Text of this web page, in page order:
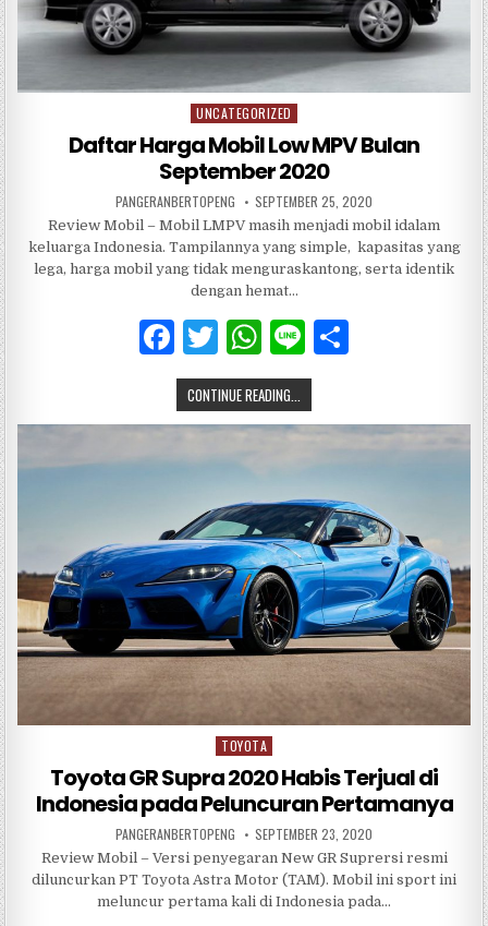
Posted
UNCATEGORIZED
Daftar Harga Mobil Low MPV Bulan
September 2020
PANGERANBERTOPENG SEPTEMBER 25, 2020
Review Mobil – Mobil LMPV masih menjadi mobil idalam
keluarga Indonesia. Tampilannya yang simple, kapasitas yang
lega, harga mobil yang tidak menguraskantong, serta identik
dengan hemat…
F
a
c
e
o
o
k
T
w
it
te
W
h
at
s
p
p
Li
n
e
CONTINUE READING...
Posted
TOYOTA
Toyota GR Supra 2020 Habis Terjual di
Indonesia pada Peluncuran Pertamanya
PANGERANBERTOPENG SEPTEMBER 23, 2020
Review Mobil – Versi penyegaran New GR Suprersi resmi
diluncurkan PT Toyota Astra Motor (TAM). Mobil ini sport ini
meluncur pertama kali di Indonesia pada…